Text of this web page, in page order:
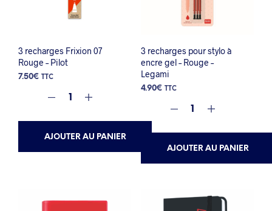
3 recharges Frixion 07
Rouge – Pilot
7.50€ TTC
AJOUTER AU PANIER
3 recharges pour stylo à
encre gel – Rouge –
Legami
4.90€ TTC
AJOUTER AU PANIER